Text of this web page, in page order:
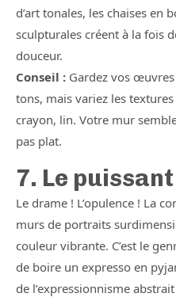
d’art tonales, les chaises en
sculpturales créent à la fois
douceur.
Conseil : Gardez vos
tons, mais variez les
crayon, lin. Votre mur
pas plat.
7. Le
Le drame ! L’opulence ! La
murs de portraits
couleur vibrante. C’est le
de boire un expresso en
de l’expressionnisme